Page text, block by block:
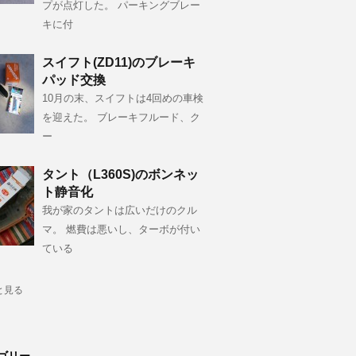
プが点灯した。 パーキングブレー
キに付
スイフト(ZD11)のブレーキ
パッド交換
10月の末、スイフトは4回めの車検
を迎えた。 ブレーキフルード、ク
ー
タント（L360S)のボンネッ
ト静音化
我が家のタントは広いだけのクル
マ。 燃費は悪いし、ターボが付い
ている
見る